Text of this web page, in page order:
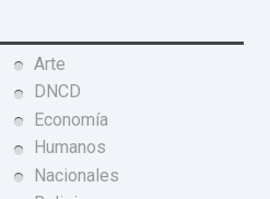
Arte
DNCD
Economía
Humanos
Nacionales